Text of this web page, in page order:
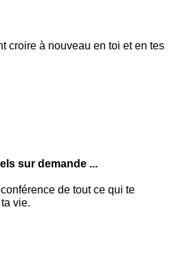
croire à nouveau en toi et en tes
sur demande ...
de tout ce qui te
vie.